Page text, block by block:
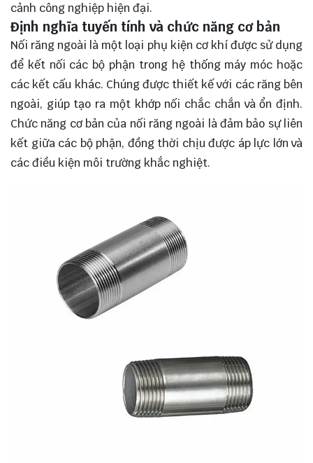
cảnh công nghiệp hiện đại.
Định nghĩa tuyến tính và chức năng cơ bản
Nối răng ngoài là một loại phụ kiện cơ khí được sử dụng
để kết nối các bộ phận trong hệ thống máy móc hoặc
các kết cấu khác. Chúng được thiết kế với các răng bên
ngoài, giúp tạo ra một khớp nối chắc chắn và ổn định.
Chức năng cơ bản của nối răng ngoài là đảm bảo sự liên
kết giữa các bộ phận, đồng thời chịu được áp lực lớn và
các điều kiện môi trường khắc nghiệt.